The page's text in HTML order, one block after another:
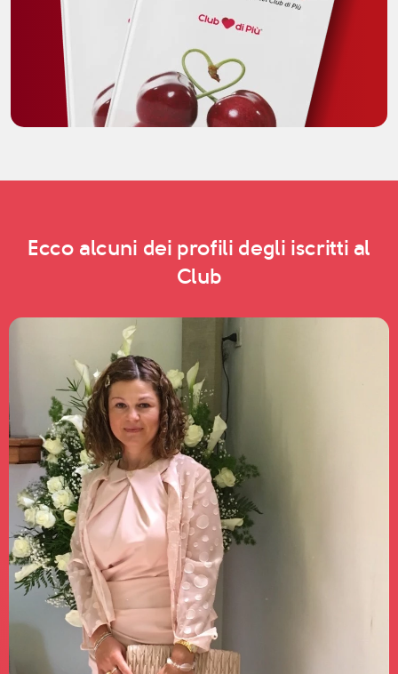
Ecco alcuni dei profili degli iscritti al
Club